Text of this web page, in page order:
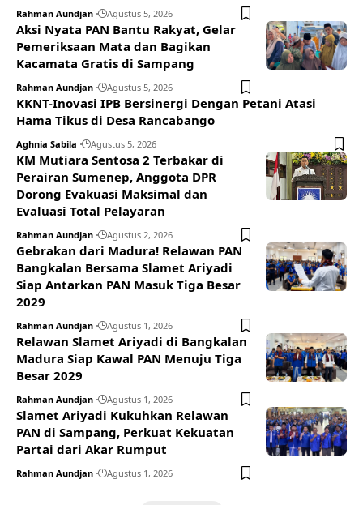
Rahman Aundjan Agustus 5, 2026
Aksi Nyata PAN Bantu Rakyat, Gelar
Pemeriksaan Mata dan Bagikan
Kacamata Gratis di Sampang
Rahman Aundjan Agustus 5, 2026
KKNT-Inovasi IPB Bersinergi Dengan Petani Atasi
Hama Tikus di Desa Rancabango
Aghnia Sabila Agustus 5, 2026
KM Mutiara Sentosa 2 Terbakar di
Perairan Sumenep, Anggota DPR
Dorong Evakuasi Maksimal dan
Evaluasi Total Pelayaran
Rahman Aundjan Agustus 2, 2026
Gebrakan dari Madura! Relawan PAN
Bangkalan Bersama Slamet Ariyadi
Siap Antarkan PAN Masuk Tiga Besar
2029
Rahman Aundjan Agustus 1, 2026
Relawan Slamet Ariyadi di Bangkalan
Madura Siap Kawal PAN Menuju Tiga
Besar 2029
Rahman Aundjan Agustus 1, 2026
Slamet Ariyadi Kukuhkan Relawan
PAN di Sampang, Perkuat Kekuatan
Partai dari Akar Rumput
Rahman Aundjan Agustus 1, 2026